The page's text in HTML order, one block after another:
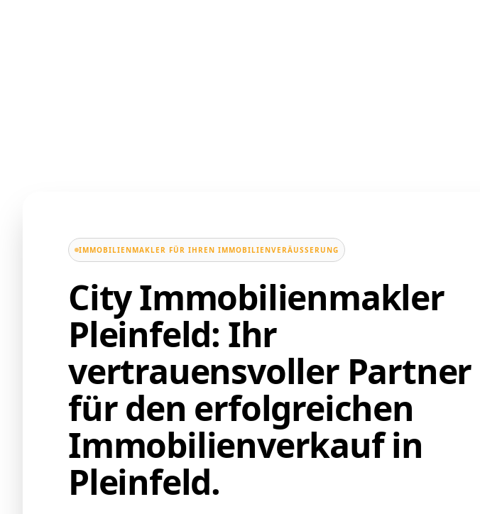
IMMOBILIENMAKLER FÜR IHREN IMMOBILIENVERÄUSSERUNG
City Immobilienmakler
Pleinfeld: Ihr
vertrauensvoller Partner
für den erfolgreichen
Immobilienverkauf in
Pleinfeld.